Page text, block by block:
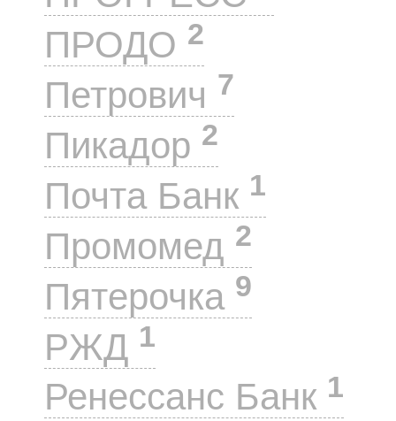
ПРОДО 2
Петрович 7
Пикадор 2
Почта Банк 1
Промомед 2
Пятерочка 9
РЖД 1
Ренессанс Банк 1